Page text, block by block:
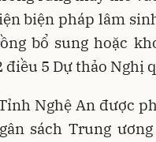
biện pháp lâm
bổ sung hoặc
điều 5 Dự thảo Nghị
Nghệ An được
sách Trung